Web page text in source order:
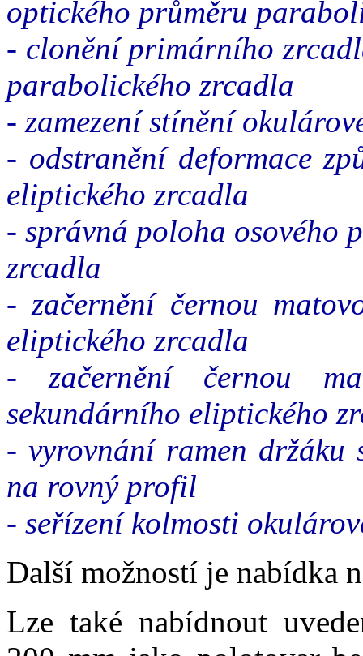
optického průměru
- clonění primárního
parabolického zrcadla
- zamezení stínění
- odstranění deformace
eliptického zrcadla
- správná poloha osového
zrcadla
- začernění černou
eliptického zrcadla
- začernění černou
sekundárního eliptického
- vyrovnání ramen držáku
na rovný profil
- seřízení kolmosti
Další možností je nabídka
Lze také nabídnout